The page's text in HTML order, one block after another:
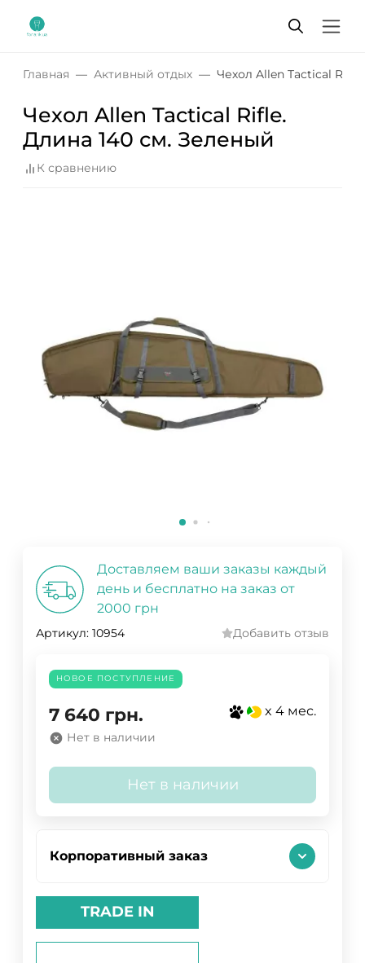
Главная Активный отдых Чехол Allen Tactical
Чехол Allen Tactical Rifle.
Длина 140 см. Зеленый
К сравнению
Доставляем ваши заказы каждый
день и бесплатно на заказ от
2000 грн
Артикул: 10954 Добавить отзыв
НОВОЕ ПОСТУПЛЕНИЕ
7 640 грн. x 4 мес.
Нет в наличии
Нет в наличии
Корпоративный заказ
TRADE IN